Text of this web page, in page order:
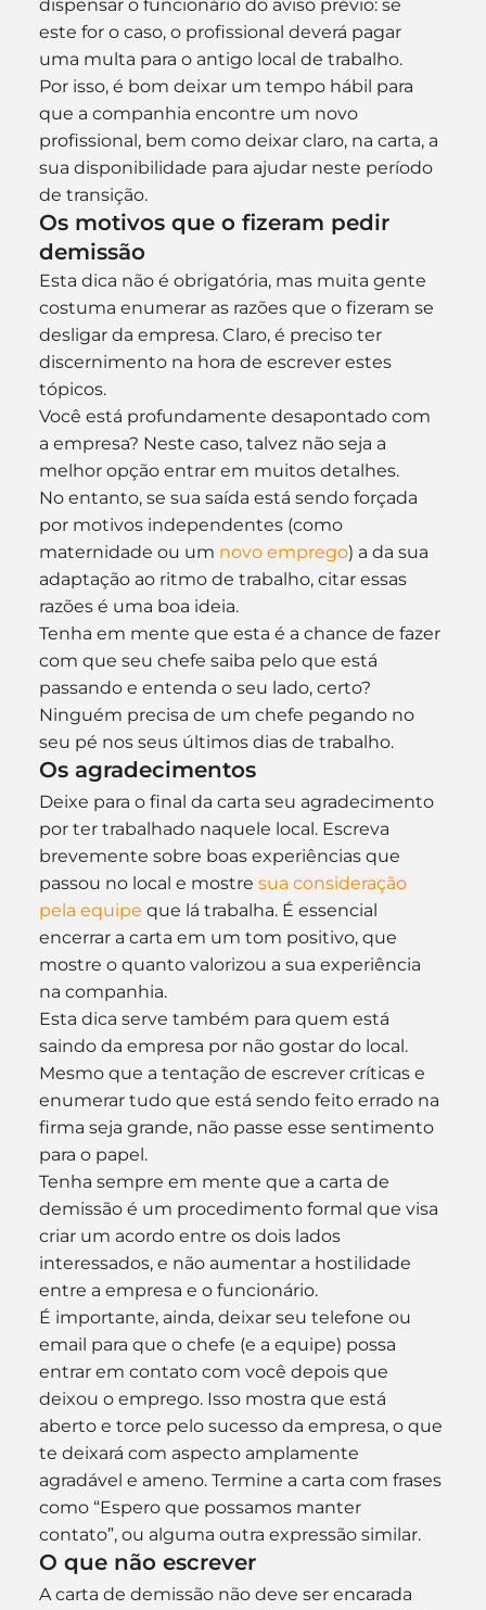
dispensar o funcionário do aviso prévio: se
este for o caso, o profissional deverá pagar
uma multa para o antigo local de trabalho.
Por isso, é bom deixar um tempo hábil para
que a companhia encontre um novo
profissional, bem como deixar claro, na carta, a
sua disponibilidade para ajudar neste período
de transição.
Os motivos que o fizeram pedir
demissão
Esta dica não é obrigatória, mas muita gente
costuma enumerar as razões que o fizeram se
desligar da empresa. Claro, é preciso ter
discernimento na hora de escrever estes
tópicos.
Você está profundamente desapontado com
a empresa? Neste caso, talvez não seja a
melhor opção entrar em muitos detalhes.
No entanto, se sua saída está sendo forçada
por motivos independentes (como
maternidade ou um novo emprego) a da sua
adaptação ao ritmo de trabalho, citar essas
razões é uma boa ideia.
Tenha em mente que esta é a chance de fazer
com que seu chefe saiba pelo que está
passando e entenda o seu lado, certo?
Ninguém precisa de um chefe pegando no
seu pé nos seus últimos dias de trabalho.
Os agradecimentos
Deixe para o final da carta seu agradecimento
por ter trabalhado naquele local. Escreva
brevemente sobre boas experiências que
passou no local e mostre sua consideração
pela equipe que lá trabalha. É essencial
encerrar a carta em um tom positivo, que
mostre o quanto valorizou a sua experiência
na companhia.
Esta dica serve também para quem está
saindo da empresa por não gostar do local.
Mesmo que a tentação de escrever críticas e
enumerar tudo que está sendo feito errado na
firma seja grande, não passe esse sentimento
para o papel.
Tenha sempre em mente que a carta de
demissão é um procedimento formal que visa
criar um acordo entre os dois lados
interessados, e não aumentar a hostilidade
entre a empresa e o funcionário.
É importante, ainda, deixar seu telefone ou
email para que o chefe (e a equipe) possa
entrar em contato com você depois que
deixou o emprego. Isso mostra que está
aberto e torce pelo sucesso da empresa, o que
te deixará com aspecto amplamente
agradável e ameno. Termine a carta com frases
como “Espero que possamos manter
contato”, ou alguma outra expressão similar.
O que não escrever
A carta de demissão não deve ser encarada